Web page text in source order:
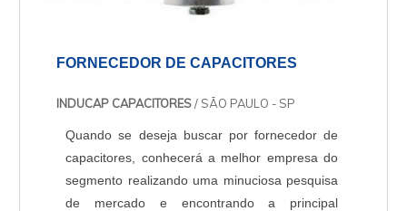
FORNECEDOR DE CAPACITORES
INDUCAP CAPACITORES/ SÃO PAULO - SP
Quando se deseja buscar por fornecedor de
capacitores, conhecerá a melhor empresa do
segmento realizando uma minuciosa pesquisa
de mercado e encontrando a principal